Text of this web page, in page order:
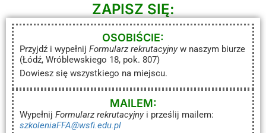
ZAPISZ SIĘ:
OSOBIŚCIE:
Przyjdź i wypełnij Formularz rekrutacyjnyw naszym biurze
(Łódź, Wróblewskiego 18, pok. 807)
Dowiesz się wszystkiego na miejscu.
MAILEM:
Wypełnij Formularz rekrutacyjnyi prześlij mailem:
szkoleniaFFA@wsfi.edu.pl